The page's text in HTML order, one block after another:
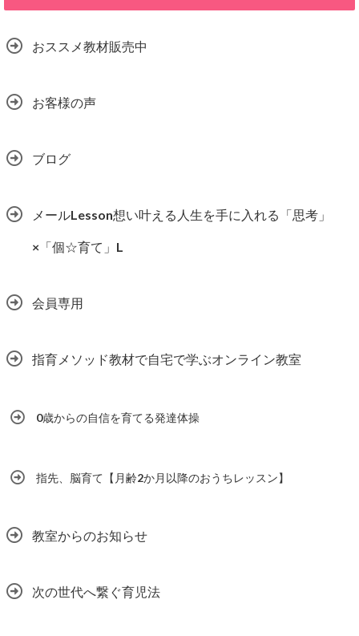
おススメ教材販売中
お客様の声
ブログ
メールLesson想い叶える人生を手に入れる「思考」
×「個☆育て」L
会員専用
指育メソッド教材で自宅で学ぶオンライン教室
0歳からの自信を育てる発達体操
指先、脳育て【月齢2か月以降のおうちレッスン】
教室からのお知らせ
次の世代へ繋ぐ育児法